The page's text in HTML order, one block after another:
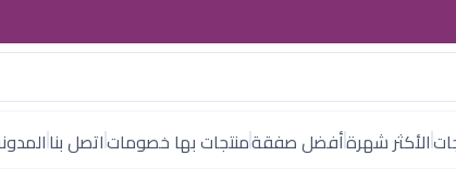
الأكثر شهرةأفضل صفقةمنتجات بها خصوماتاتصل بنا